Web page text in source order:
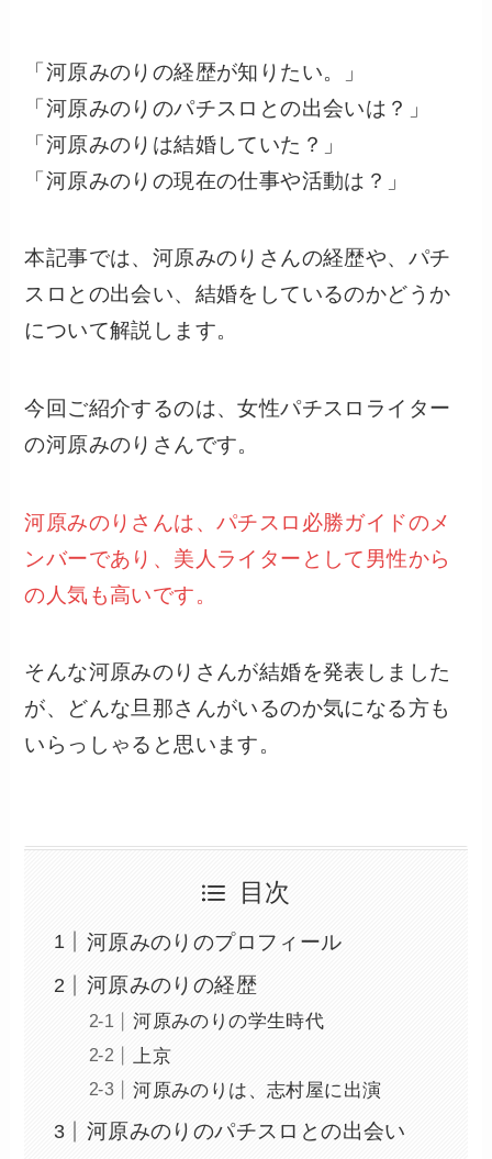
「河原みのりの経歴が知りたい。」
「河原みのりのパチスロとの出会いは？」
「河原みのりは結婚していた？」
「河原みのりの現在の仕事や活動は？」
本記事では、河原みのりさんの経歴や、パチ
スロとの出会い、結婚をしているのかどうか
について解説します。
今回ご紹介するのは、女性パチスロライター
の河原みのりさんです。
河原みのりさんは、パチスロ必勝ガイドのメ
ンバーであり、美人ライターとして男性から
の人気も高いです。
そんな河原みのりさんが結婚を発表しました
が、どんな旦那さんがいるのか気になる方も
いらっしゃると思います。
目次
河原みのりのプロフィール
河原みのりの経歴
河原みのりの学生時代
上京
河原みのりは、志村屋に出演
河原みのりのパチスロとの出会い